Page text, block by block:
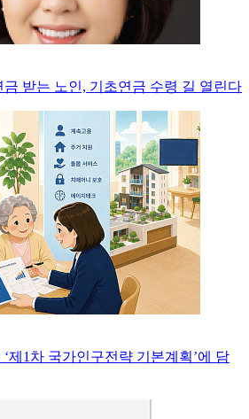
금 받는 노인, 기초연금 수령 길 열린다
제1차 국가인구전략 기본계획’에 담